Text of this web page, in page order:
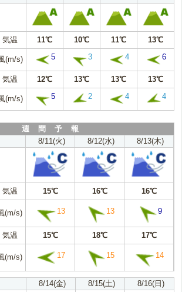
気温 11℃ 10℃ 11℃ 13℃
(m/s) 5 3 4 6
気温 12℃ 13℃ 13℃ 13℃
(m/s) 5 2 4 4
週 間 予 報
8/11(火) 8/12(水) 8/13(木)
気温 15℃ 16℃ 16℃
(m/s) 13 13 9
気温 15℃ 18℃ 17℃
(m/s) 17 15 14
8/14(金) 8/15(土) 8/16(日)